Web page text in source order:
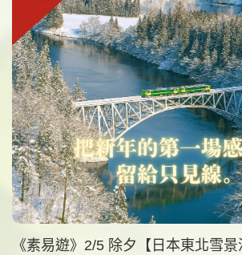
《素易遊》2/5 除夕【日本東北雪